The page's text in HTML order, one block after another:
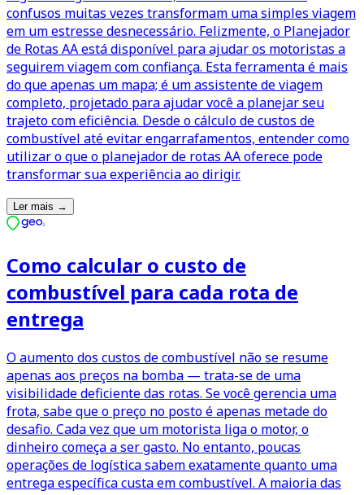
confusos muitas vezes transformam uma simples viagem
em um estresse desnecessário. Felizmente, o Planejador
de Rotas AA está disponível para ajudar os motoristas a
seguirem viagem com confiança. Esta ferramenta é mais
do que apenas um mapa; é um assistente de viagem
completo, projetado para ajudar você a planejar seu
trajeto com eficiência. Desde o cálculo de custos de
combustível até evitar engarrafamentos, entender como
utilizar o que o planejador de rotas AA oferece pode
transformar sua experiência ao dirigir.
Ler mais →
Como calcular o custo de
combustível para cada rota de
entrega
O aumento dos custos de combustível não se resume
apenas aos preços na bomba — trata-se de uma
visibilidade deficiente das rotas. Se você gerencia uma
frota, sabe que o preço no posto é apenas metade do
desafio. Cada vez que um motorista liga o motor, o
dinheiro começa a ser gasto. No entanto, poucas
operações de logística sabem exatamente quanto uma
entrega específica custa em combustível. A maioria das